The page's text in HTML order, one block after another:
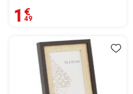
1,49 €